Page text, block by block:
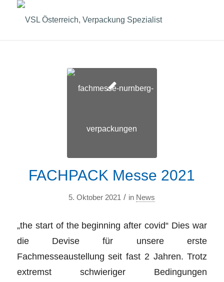
FACHPACK Messe 2021
5. Oktober 2021 / in News
„the start of the beginning after covid“ Dies war
die Devise für unsere erste
Fachmesseaustellung seit fast 2 Jahren. Trotz
extremst schwieriger Bedingungen